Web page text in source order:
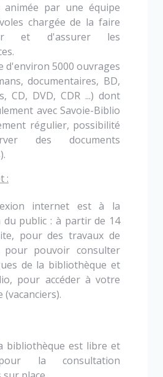
animée par une équipe
chargée de la faire
et d'assurer les
d'environ 5000 ouvrages
documentaires, BD,
CD, DVD, CDR ...) dont
avec Savoie-Biblio
régulier, possibilité
des documents
:
internet est à la
du public : à partir de 14
pour des travaux de
pour pouvoir consulter
de la bibliothèque et
pour accéder à votre
(vacanciers).
bibliothèque est libre et
la consultation